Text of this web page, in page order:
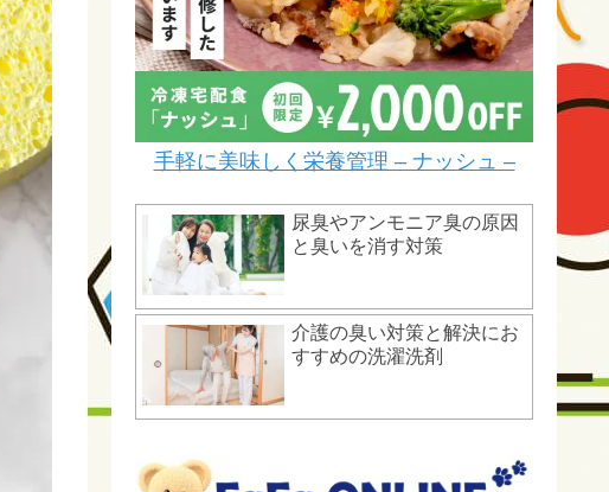
手軽に美味しく栄養管理 – ナッシュ –
尿臭やアンモニア臭の原因
と臭いを消す対策
介護の臭い対策と解決にお
すすめの洗濯洗剤